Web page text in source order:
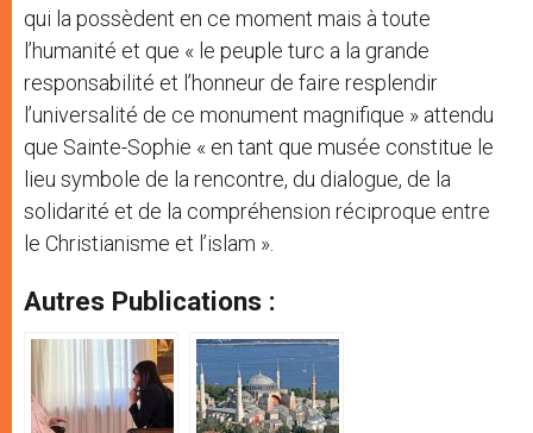
qui la possèdent en ce moment mais à toute
l’humanité et que « le peuple turc a la grande
responsabilité et l’honneur de faire resplendir
l’universalité de ce monument magnifique » attendu
que Sainte-Sophie « en tant que musée constitue le
lieu symbole de la rencontre, du dialogue, de la
solidarité et de la compréhension réciproque entre
le Christianisme et l’islam ».
Autres Publications :